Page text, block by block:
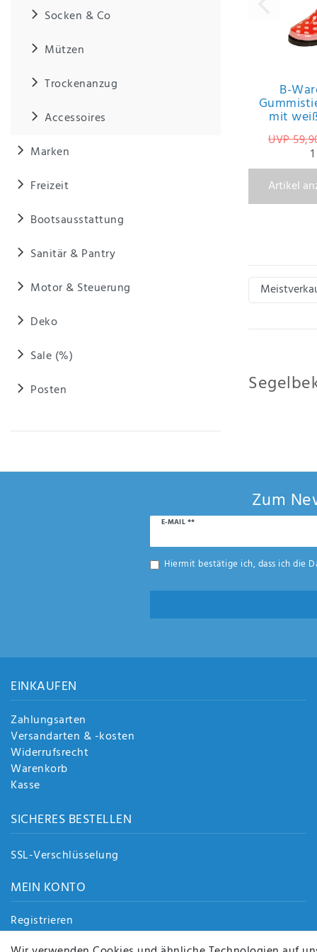
Socken & Co
Mützen
Trockenanzug
Accessoires
Marken
Freizeit
Bootsausstattung
Sanitär & Pantry
Motor & Steuerung
Deko
Sale (%)
Posten
Anf
rag
sen
n
B-
mit
UVP
1
Artikel
Zum
E-MAIL **
Newsletter
Hiermit bestätige ich, dass ich die
EINKAUFEN
Zahlungsarten
Versandarten & -kosten
Widerrufsrecht
Warenkorb
Kasse
SICHERES BESTELLEN
SSL-Verschlüsselung
MEIN KONTO
Registrieren
Login